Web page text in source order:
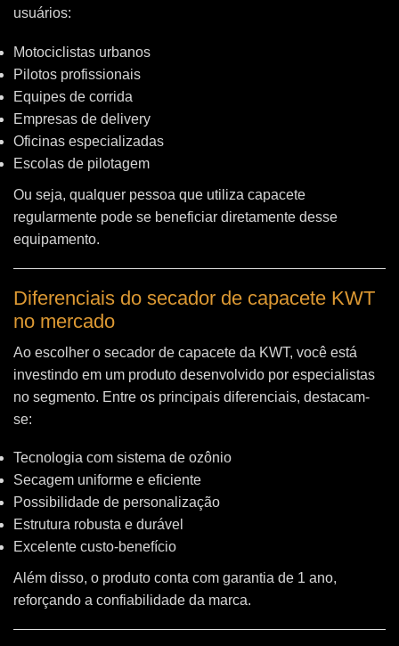
usuários:
Motociclistas urbanos
Pilotos profissionais
Equipes de corrida
Empresas de delivery
Oficinas especializadas
Escolas de pilotagem
Ou seja, qualquer pessoa que utiliza capacete
regularmente pode se beneficiar diretamente desse
equipamento.
Diferenciais do secador de capacete KWT
no mercado
Ao escolher o secador de capacete da KWT, você está
investindo em um produto desenvolvido por especialistas
no segmento. Entre os principais diferenciais, destacam-
se:
Tecnologia com sistema de ozônio
Secagem uniforme e eficiente
Possibilidade de personalização
Estrutura robusta e durável
Excelente custo-benefício
Além disso, o produto conta com garantia de 1 ano,
reforçando a confiabilidade da marca.